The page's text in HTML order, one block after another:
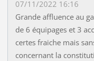
07/11/2022 16:16
Grande affluence au
de 6 équipages et 3
certes fraiche mais
concernant la